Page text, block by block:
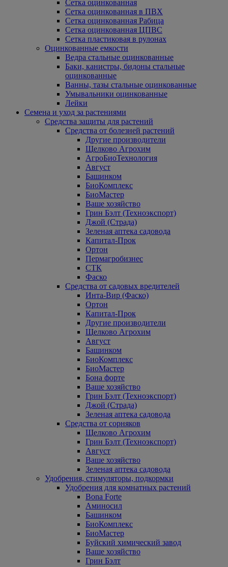
Сетка оцинкованная
Сетка оцинкованная в ПВХ
Сетка оцинкованная Рабица
Сетка оцинкованная ЦПВС
Сетка пластиковая в рулонах
Оцинкованные емкости
Ведра стальные оцинкованные
Баки, канистры, бидоны стальные
оцинкованные
Ванны, тазы стальные оцинкованные
Умывальники оцинкованные
Лейки
Семена и уход за растениями
Средства защиты для растений
Средства от болезней растений
Другие производители
Щелково Агрохим
АгроБиоТехнология
Август
Башинком
БиоКомплекс
БиоМастер
Ваше хозяйство
Грин Бэлт (Техноэкспорт)
Джой (Страда)
Зеленая аптека садовода
Капитал-Прок
Ортон
Пермагробизнес
СТК
Фаско
Средства от садовых вредителей
Инта-Вир (Фаско)
Ортон
Капитал-Прок
Другие производители
Щелково Агрохим
Август
Башинком
БиоКомплекс
БиоМастер
Бона форте
Ваше хозяйство
Грин Бэлт (Техноэкспорт)
Джой (Страда)
Зеленая аптека садовода
Средства от сорняков
Щелково Агрохим
Грин Бэлт (Техноэкспорт)
Август
Ваше хозяйство
Зеленая аптека садовода
Удобрения, стимуляторы, подкормки
Удобрения для комнатных растений
Bona Forte
Аминосил
Башинком
БиоКомплекс
БиоМастер
Буйский химический завод
Ваше хозяйство
Грин Бэлт